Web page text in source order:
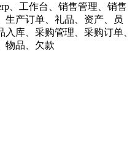
、工作台、销售管理、销售
生产订单、礼品、资产、员
库、采购管理、采购订单、
物品、欠款